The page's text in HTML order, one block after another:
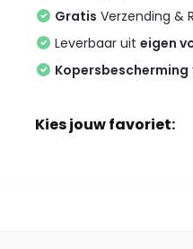
Gratis Verzending &
Leverbaar uiteigen
Kopersbescherming
Kies jouw favoriet: